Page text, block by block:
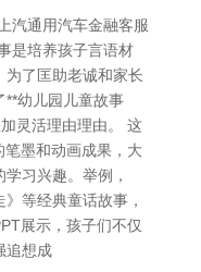
汽通用汽车金融客服
是培养孩子言语材
为了匡助老诚和家长
**幼儿园儿童故事
灵活理由理由。 这
墨和动画成果，大
习兴趣。举例，
等经典童话故事，
展示，孩子们不仅
追想成